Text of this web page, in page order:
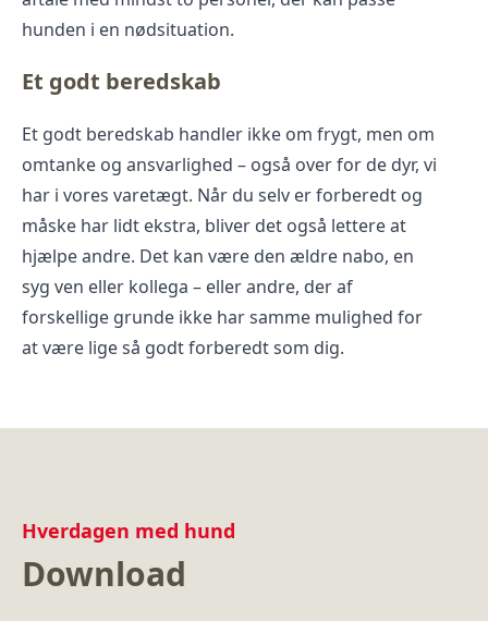
hunden i en nødsituation.
Et godt beredskab
Et godt beredskab handler ikke om frygt, men om
omtanke og ansvarlighed – også over for de dyr, vi
har i vores varetægt. Når du selv er forberedt og
måske har lidt ekstra, bliver det også lettere at
hjælpe andre. Det kan være den ældre nabo, en
syg ven eller kollega – eller andre, der af
forskellige grunde ikke har samme mulighed for
at være lige så godt forberedt som dig.
Hverdagen med hund
Download